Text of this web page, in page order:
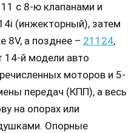
с 8-ю клапанами и
(инжекторный), затем
8V, а позднее – 21124,
14-й модели авто
моторов и 5-
передач (КПП), а весь
на опорах или
Опорные